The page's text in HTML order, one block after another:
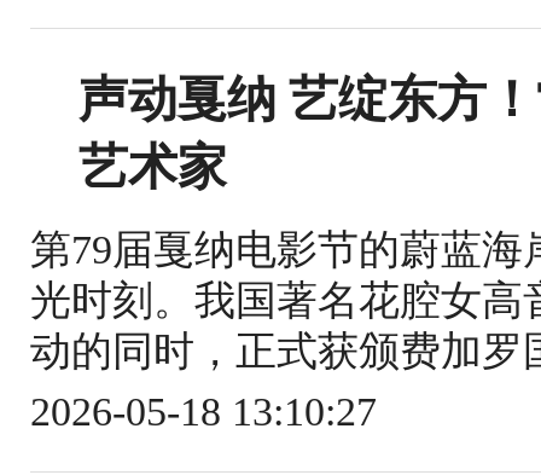
声动戛纳 艺绽东方
艺术家
第79届戛纳电影节的蔚蓝
光时刻。我国著名花腔女
动的同时，正式获颁费加
2026-05-18 13:10:27